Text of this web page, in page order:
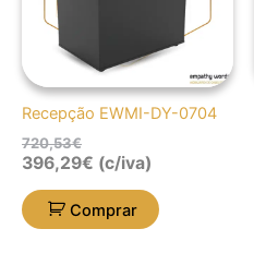
Recepção EWMI-DY-0704
720,53€
396,29€ (c/iva)
Comprar